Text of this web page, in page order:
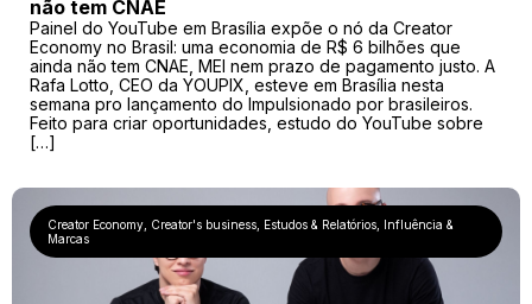
não tem CNAE
Painel do YouTube em Brasília expõe o nó da Creator
Economy no Brasil: uma economia de R$ 6 bilhões que
ainda não tem CNAE, MEI nem prazo de pagamento justo. A
Rafa Lotto, CEO da YOUPIX, esteve em Brasília nesta
semana pro lançamento do Impulsionado por brasileiros.
Feito para criar oportunidades, estudo do YouTube sobre
[…]
Creator Economy Creator's business Estudos & Relatórios
Influência &
Marcas